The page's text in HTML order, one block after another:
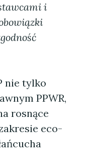
i
nie tylko
PPWR,
rosnące
eco-